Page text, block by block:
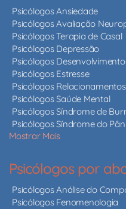
Psicólogos Ansiedade
Psicólogos Avaliação
Psicólogos Terapia de Casal
Psicólogos Depressão
Psicólogos
Psicólogos Estresse
Psicólogos Relacionamentos
Psicólogos Saúde Mental
Psicólogos Síndrome de
Psicólogos Síndrome do
Mostrar Mais
Psicólogos por
Psicólogos Análise do
Psicólogos Fenomenologia